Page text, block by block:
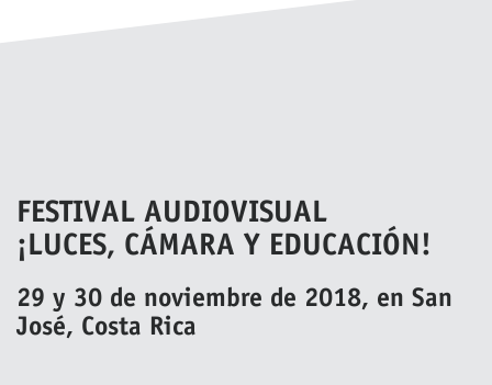
FESTIVAL AUDIOVISUAL
¡LUCES, CÁMARA Y EDUCACIÓN!
29 y 30 de noviembre de 2018, en San
José, Costa Rica